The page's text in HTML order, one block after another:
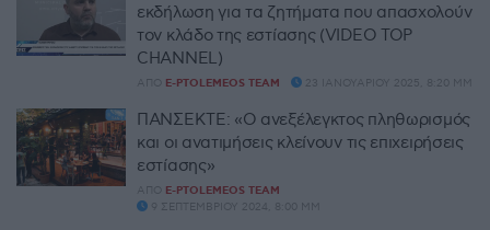
εκδήλωση για τα ζητήματα που απασχολούν
τον κλάδο της εστίασης (VIDEO TOP
CHANNEL)
ΑΠΌ E-PTOLEMEOS TEAM 23 ΙΑΝΟΥΑΡΊΟΥ 2025, 8:20 ΜΜ
ΠΑΝΣΕΚΤΕ: «Ο ανεξέλεγκτος πληθωρισμός
και οι ανατιμήσεις κλείνουν τις επιχειρήσεις
εστίασης»
ΑΠΌ E-PTOLEMEOS TEAM
9 ΣΕΠΤΕΜΒΡΊΟΥ 2024, 8:00 ΜΜ